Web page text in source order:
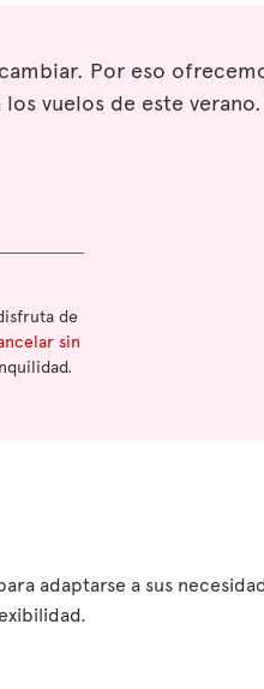
Por eso
vuelos de este verano.
de
sin
adaptarse a sus